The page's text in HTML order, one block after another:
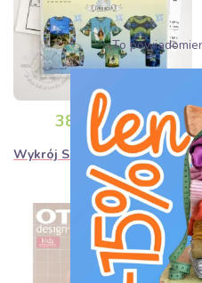
38,50zł / szt.
Wykrój SUPERNOVA Charlie